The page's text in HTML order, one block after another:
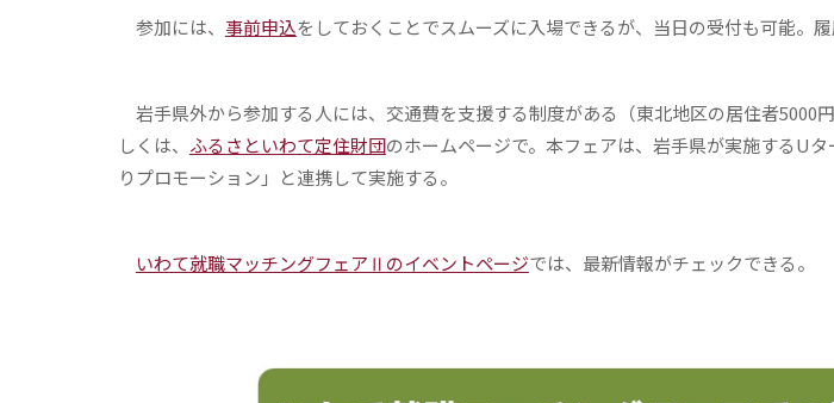
参加には、 事前申込をしておくことでスムーズに入場できるが、当日の受付も可能。
岩手県外から参加する人には、交通費を支援する制度がある（東北地区の居住者5000
しくは、 ふるさといわて定住財団のホームページで。 本フェアは、岩手県が実施するU
りプロモーション」と連携して実施する。
いわて就職マッチングフェアⅡのイベントページでは、最新情報がチェックできる。